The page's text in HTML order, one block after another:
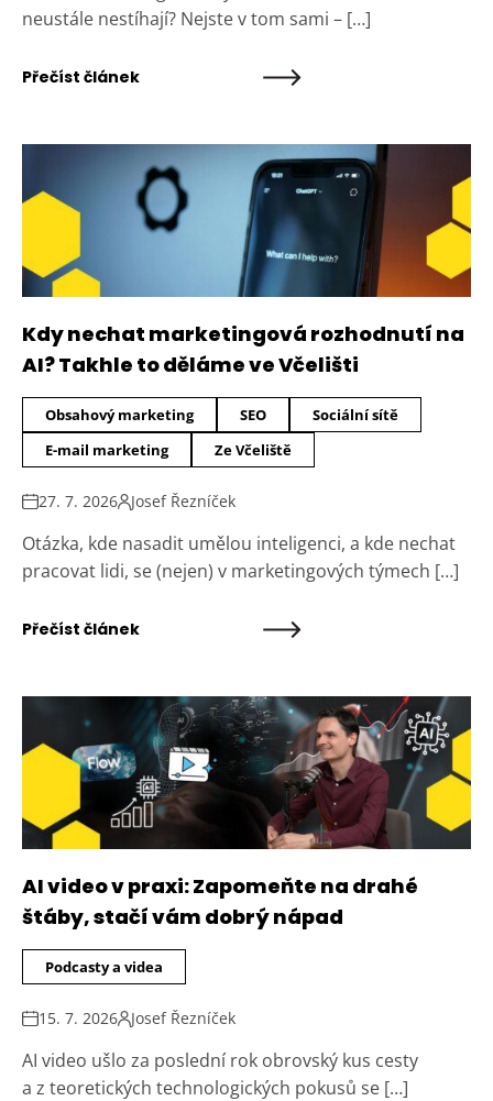
neustále nestíhají? Nejste v tom sami – […]
Přečíst článek
Kdy nechat marketingová rozhodnutí na
AI? Takhle to děláme ve Včelišti
Obsahový marketing SEO
Sociální sítě
E-mail marketing
Ze Včeliště
27. 7. 2026 Josef Řezníček
Otázka, kde nasadit umělou inteligenci, a kde nechat
pracovat lidi, se (nejen) v marketingových týmech […]
Přečíst článek
AI video v praxi: Zapomeňte na drahé
štáby, stačí vám dobrý nápad
Podcasty a videa
15. 7. 2026 Josef Řezníček
AI video ušlo za poslední rok obrovský kus cesty
a z teoretických technologických pokusů se […]